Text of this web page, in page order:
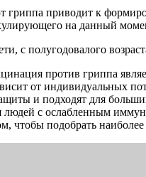
гриппа приводит к
на данный
с полугодовалого
против гриппа
от индивидуальных
и подходят для
людей с ослабленным
чтобы подобрать